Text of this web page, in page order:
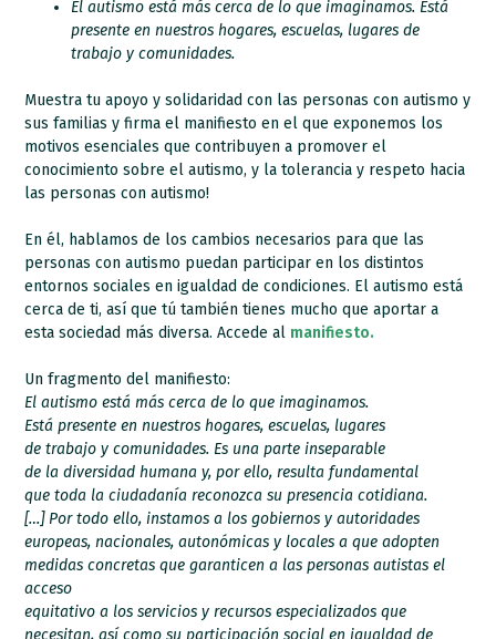
El autismo está más cerca de lo que imaginamos. Está
presente en nuestros hogares, escuelas, lugaresde
trabajo y comunidades.
Muestra tu apoyo y solidaridad con las personas con autismo y
sus familias y firma el manifiesto en el que exponemos los
motivos esenciales que contribuyen a promover el
conocimiento sobre el autismo, y la tolerancia y respeto hacia
las personas con autismo!
En él, hablamos de los cambios necesarios para que las
personas con autismo puedan participar en los distintos
entornos sociales en igualdad de condiciones. El autismo está
cerca de ti, así que tú también tienes mucho que aportar a
esta sociedad más diversa. Accede al manifiesto.
Un fragmento del manifiesto:
El autismo está más cerca de lo que imaginamos.
Está presente en nuestros hogares, escuelas, lugares
de trabajo y comunidades. Es una parte inseparable
de la diversidad humana y, por ello, resulta fundamental
que toda la ciudadanía reconozca su presencia cotidiana.
[…] Por todo ello, instamos a los gobiernos y autoridades
europeas, nacionales, autonómicas y locales a que adopten
medidas concretas que garanticen a las personas autistas el
acceso
equitativo a los servicios y recursos especializados que
necesitan, así como su participación social en igualdad de